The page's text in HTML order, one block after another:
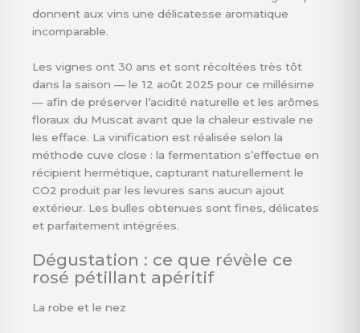
donnent aux vins une délicatesse aromatique
incomparable.
Les vignes ont 30 ans et sont récoltées très tôt
dans la saison — le 12 août 2025 pour ce millésime
— afin de préserver l’acidité naturelle et les arômes
floraux du Muscat avant que la chaleur estivale ne
les efface. La vinification est réalisée selon la
méthode cuve close : la fermentation s’effectue en
récipient hermétique, capturant naturellement le
CO2 produit par les levures sans aucun ajout
extérieur. Les bulles obtenues sont fines, délicates
et parfaitement intégrées.
Dégustation : ce que révèle ce
rosé pétillant apéritif
La robe et le nez